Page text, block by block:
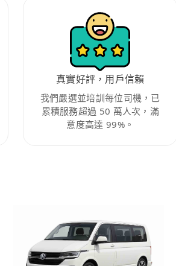
真實好評，用戶信賴
我們嚴選並培訓每位司機，已
累積服務超過 50 萬人次，滿
意度高達 99%。